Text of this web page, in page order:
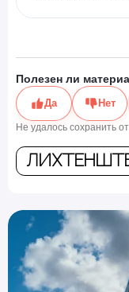
Полезен ли
Да Нет
Не удалось сохранить